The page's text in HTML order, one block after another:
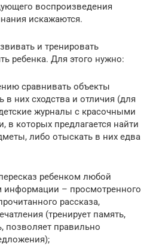
воспроизведения
искажаются.
и тренировать
ребенка. Для этого нужно:
сравнивать объекты
в них сходства и отличия (для
журналы с красочными
в которых предлагается найти
либо отыскать в них едва
ребенком любой
информации – просмотренного
рассказа,
(тренирует память,
позволяет правильно